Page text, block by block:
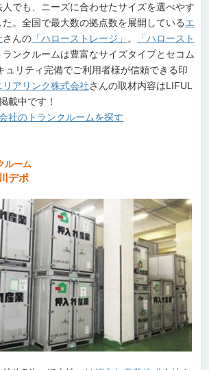
でも、ニーズに合わせたサイズを選べやす
。全国で最大数の拠点数を展開しているエ
さんの 「ハローストレージ」 。
「ハロースト
ンクルームは豊富なサイズタイプとセコム
ュリティ完備でご利用者様が信頼できる印
リアリンク株式会社さんの取材内容はLIFUL
載中です！
社のトランクルームを探す
ルーム
デポ